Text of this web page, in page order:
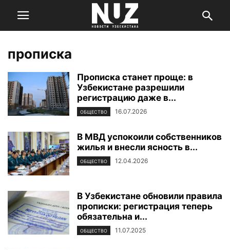
прописка
Прописка станет проще: в
Узбекистане разрешили
регистрацию даже в...
ОБЩЕСТВО 16.07.2026
В МВД успокоили собственников
жилья и внесли ясность в...
ОБЩЕСТВО 12.04.2026
В Узбекистане обновили правила
прописки: регистрация теперь
обязательна и...
ОБЩЕСТВО 11.07.2025